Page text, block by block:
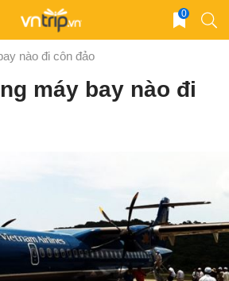
0
nào đi côn đảo
máy bay nào đi